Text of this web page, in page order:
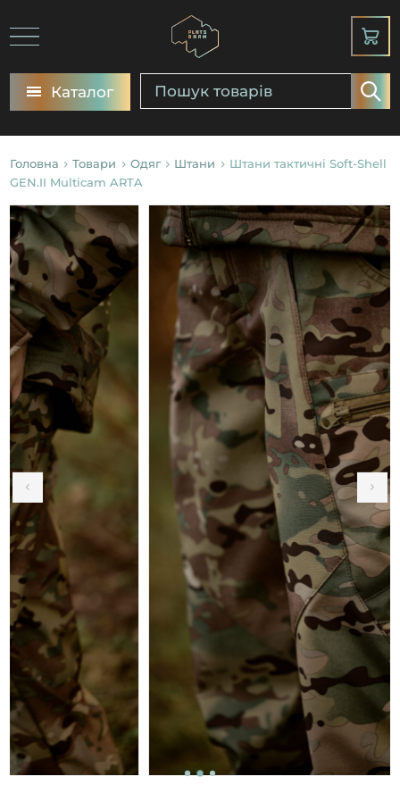
Каталог
Головна Товари Одяг Штани
Штани тактичні Soft-Shell
GEN.II Multicam ARTA